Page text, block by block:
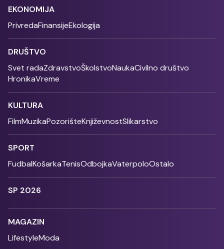
EKONOMIJA
PrivredaFinansijeEkologija
DRUŠTVO
Svet radaZdravstvoŠkolstvoNaukaCivilno društvo
HronikaVreme
KULTURA
FilmMuzikaPozorišteKnjiževnostSlikarstvo
SPORT
FudbalKošarkaTenisOdbojkaVaterpoloOstalo
SP 2026
MAGAZIN
LifestyleModa